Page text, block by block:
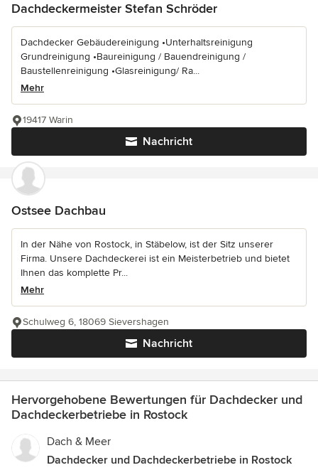
Dachdeckermeister Stefan Schröder
Dachdecker Gebäudereinigung •Unterhaltsreinigung
Grundreinigung •Baureinigung / Bauendreinigung /
Baustellenreinigung •Glasreinigung/ Ra...
Mehr
Nachricht
19417 Warin
Ostsee Dachbau
In der Nähe von Rostock, in Stäbelow, ist der Sitz unserer
Firma. Unsere Dachdeckerei ist ein Meisterbetrieb und bietet
Ihnen das komplette Pr...
Mehr
Nachricht
Schulweg 6, 18069 Sievershagen
Hervorgehobene Bewertungen für Dachdecker und
Dachdeckerbetriebe in Rostock
Dach & Meer
Dachdecker und Dachdeckerbetriebe in Rostock